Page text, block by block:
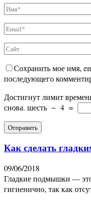
Сохранить мое имя,
последующего
Достигнут лимит
снова. шесть − 4 =
Как сделать
09/06/2018
Гладкие подмышки —
гигиенично, так как